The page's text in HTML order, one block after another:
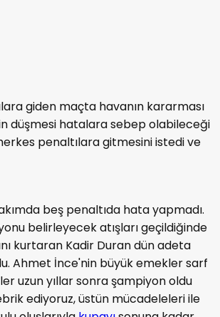
giden maçta havanın kararması
düşmesi hatalara sebep olabileceği
penaltılara gitmesini istedi ve
beş penaltıda hata yapmadı.
belirleyecek atışları geçildiğinde
kurtaran Kadir Duran dün adeta
Ahmet İnce'nin büyük emekler sarf
uzun yıllar sonra şampiyon oldu
ediyoruz, üstün mücadeleleri ile